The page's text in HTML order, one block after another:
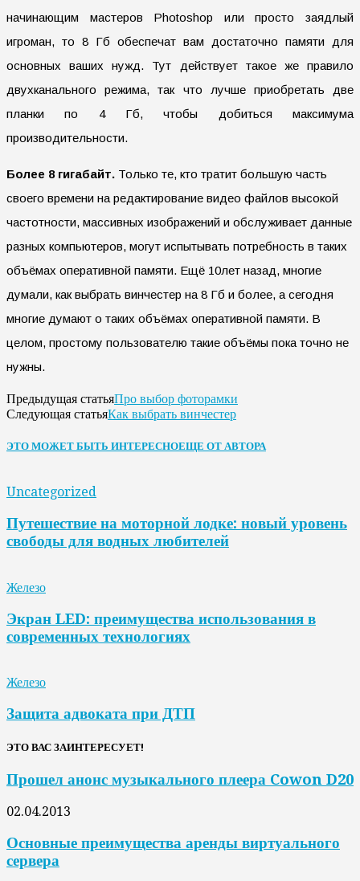
начинающим мастеров Photoshop или просто заядлый
игроман, то 8 Гб обеспечат вам достаточно памяти для
основных ваших нужд. Тут действует такое же правило
двухканального режима, так что лучше приобретать две
планки по 4 Гб, чтобы добиться максимума
производительности.
Более 8 гигабайт. Только те, кто тратит большую часть
своего времени на редактирование видео файлов высокой
частотности, массивных изображений и обслуживает данные
разных компьютеров, могут испытывать потребность в таких
объёмах оперативной памяти. Ещё 10лет назад, многие
думали, как выбрать винчестер на 8 Гб и более, а сегодня
многие думают о таких объёмах оперативной памяти. В
целом, простому пользователю такие объёмы пока точно не
нужны.
Предыдущая статьяПро выбор фоторамки
Следующая статьяКак выбрать винчестер
ЭТО МОЖЕТ БЫТЬ ИНТЕРЕСНОЕЩЕ ОТ АВТОРА
Uncategorized
Путешествие на моторной лодке: новый уровень
свободы для водных любителей
Железо
Экран LED: преимущества использования в
современных технологиях
Железо
Защита адвоката при ДТП
ЭТО ВАС ЗАИНТЕРЕСУЕТ!
Прошел анонс музыкального плеера Cowon D20
02.04.2013
Основные преимущества аренды виртуального
сервера